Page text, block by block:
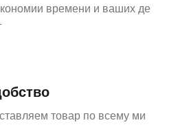
времени и ваших де
товар по всему ми